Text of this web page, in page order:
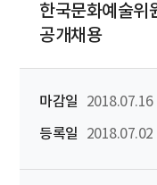
한국문화예술위
공개채용
마감일 2018.07.16
등록일
2018.07.02